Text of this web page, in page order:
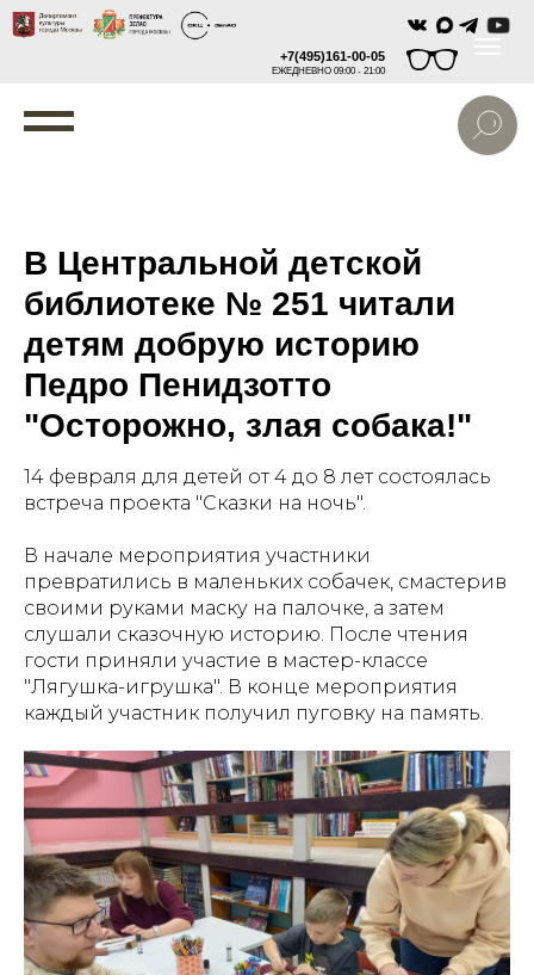
+7(495)161-00-05
ЕЖЕДНЕВНО 09:00 - 21:00
В Центральной детской
библиотеке № 251 читали
детям добрую историю
Педро Пенидзотто
"Осторожно, злая собака!"
14 февраля для детей от 4 до 8 лет состоялась
встреча проекта "Сказки на ночь".
В начале мероприятия участники
превратились в маленьких собачек, смастерив
своими руками маску на палочке, а затем
слушали сказочную историю. После чтения
гости приняли участие в мастер-классе
"Лягушка-игрушка". В конце мероприятия
каждый участник получил пуговку на память.